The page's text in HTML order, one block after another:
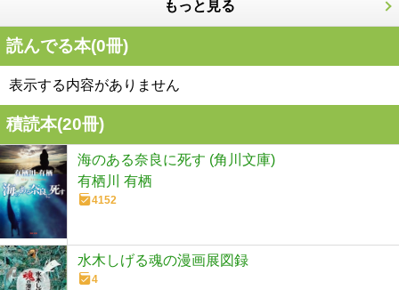
もっと見る
読んでる本(0冊)
表示する内容がありません
積読本(20冊)
海のある奈良に死す (角川文庫)
有栖川 有栖
4152
水木しげる魂の漫画展図録
4